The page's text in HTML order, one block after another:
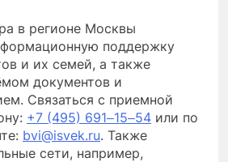
в регионе Москвы
поддержку
и их семей, а также
документов и
Связаться с приемной
+7 (495) 691‒15‒54 или по
bvi@isvek.ru. Также
сети, например,